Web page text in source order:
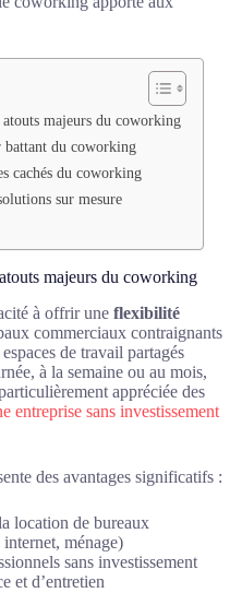
majeurs du coworking
du coworking
cachés du coworking
sur mesure
majeurs du coworking
à offrir une flexibilité
commerciaux contraignants
de travail partagés
à la semaine ou au mois,
appréciée des
entreprise sans investissement
des avantages significatifs :
location de bureaux
ménage)
sans investissement
et d’entretien